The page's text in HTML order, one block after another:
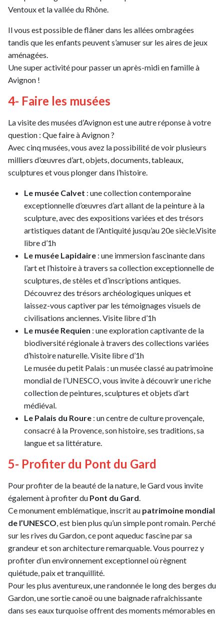
Ventoux et la vallée du Rhône.
Il vous est possible de flâner dans les allées ombragées
tandis que les enfants peuvent s’amuser sur les aires de jeux
aménagées.
Une super activité pour passer un après-midi en famille à
Avignon !
4- Faire les musées
La visite des musées d’Avignon est une autre réponse à votre
question : Que faire à Avignon ?
Avec cinq musées, vous avez la possibilité de voir plusieurs
milliers d’œuvres d’art, objets, documents, tableaux,
sculptures et vous plonger dans l’histoire.
Le musée Calvet : une collection contemporaine
exceptionnelle d’œuvres d’art allant de la peinture à la
sculpture, avec des expositions variées et des trésors
artistiques datant de l’Antiquité jusqu’au 20e siècle.Visite
libre d’1h
Le musée Lapidaire : une immersion fascinante dans
l’art et l’histoire à travers sa collection exceptionnelle de
sculptures, de stèles et d’inscriptions antiques.
Découvrez des trésors archéologiques uniques et
laissez-vous captiver par les témoignages visuels de
civilisations anciennes. Visite libre d’1h
Le musée Requien : une exploration captivante de la
biodiversité régionale à travers des collections variées
d’histoire naturelle. Visite libre d’1h
Le musée du petit Palais : un musée classé au patrimoine
mondial de l’UNESCO, vous invite à découvrir une riche
collection de peintures, sculptures et objets d’art
médiéval.
Le Palais du Roure : un centre de culture provençale,
consacré à la Provence, son histoire, ses traditions, sa
langue et sa littérature.
5- Profiter du Pont du Gard
Pour profiter de la beauté de la nature, le Gard vous invite
également à profiter du Pont du Gard
Ce monument emblématique, inscrit au patrimoine mondial
de l’UNESCO , est bien plus qu’un simple pont romain. Perché
sur les rives du Gardon, ce pont aqueduc fascine par sa
grandeur et son architecture remarquable. Vous pourrez y
profiter d’un environnement exceptionnel où règnent
quiétude, paix et tranquillité.
Pour les plus aventureux, une randonnée le long des berges du
Gardon, une sortie canoë ou une baignade rafraîchissante
dans ses eaux turquoise offrent des moments mémorables en